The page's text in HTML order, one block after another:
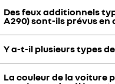
Vous pouvez retrouver les
des principaux équipements
R5 Turbo 3E Society.
Des feux additionnels
A290) sont-ils prévus en
Non, ce n'est pas prévu à ce
Y a-t-il plusieurs types
R5 Turbo 3E est
La couleur de la voiture